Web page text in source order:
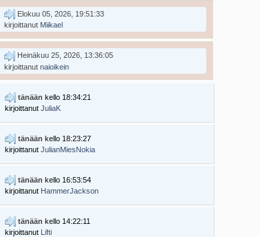
Elokuu 05, 2026, 19:51:33
kirjoittanut Miikael
Heinäkuu 25, 2026, 13:36:05
kirjoittanutnaioikein
tänään kello 18:34:21
kirjoittanutJuliaK
tänään kello 18:23:27
kirjoittanutJulianMiesNokia
tänään kello 16:53:54
kirjoittanut HammerJackson
tänään kello 14:22:11
kirjoittanut Lifti